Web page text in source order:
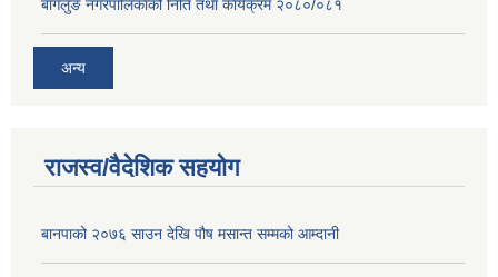
बागलुङ नगरपालिकाको निति तथा कार्यक्रम २०८०/०८१
अन्य
राजस्व/वैदेशिक सहयोग
बानपाको २०७६ साउन देखि पौष मसान्त सम्मको आम्दानी